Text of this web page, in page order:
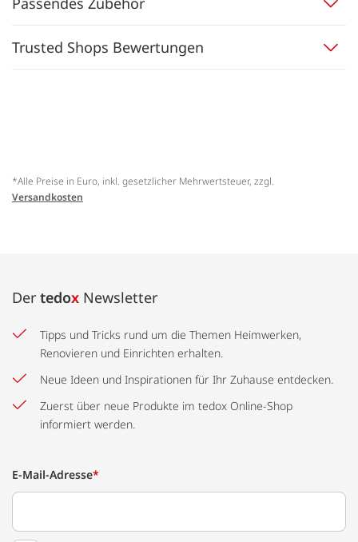
Trusted Shops Bewertungen
*Alle Preise in Euro, inkl. gesetzlicher Mehrwertsteuer, zzgl.
Versandkosten
Der tedox Newsletter
Tipps und Tricks rund um die Themen Heimwerken,
Renovieren und Einrichten erhalten.
Neue Ideen und Inspirationen für Ihr Zuhause entdecken.
Zuerst über neue Produkte im tedox Online-Shop
informiert werden.
E-Mail-Adresse*